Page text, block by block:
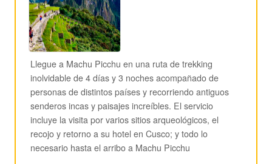
Llegue a Machu Picchu en una ruta de trekking
inolvidable de 4 días y 3 noches acompañado de
personas de distintos países y recorriendo antiguos
senderos incas y paisajes increíbles. El servicio
incluye la visita por varios sitios arqueológicos, el
recojo y retorno a su hotel en Cusco; y todo lo
necesario hasta el arribo a Machu Picchu